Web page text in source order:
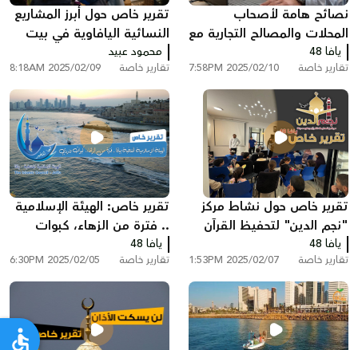
نصائح هامة لأصحاب
المحلات والمصالح التجارية مع
مكتب حسن دلق للمحاسبة
يافا 48
تقارير خاصة 2025/02/10 7:58PM
تقرير خاص حول أبرز المشاريع
النسائية اليافاوية في بيت
الحاويات بميناء يافا
محمود عبيد
تقارير خاصة 2025/02/09 8:18AM
تقرير خاص حول نشاط مركز
"نجم الدين" لتحفيظ القرآن
الكريم في يافا
يافا 48
تقارير خاصة 2025/02/07 1:53PM
تقرير خاص: الهيئة الإسلامية
.. فترة من الزهاء، كبوات
وتردي
يافا 48
تقارير خاصة 2025/02/05 6:30PM